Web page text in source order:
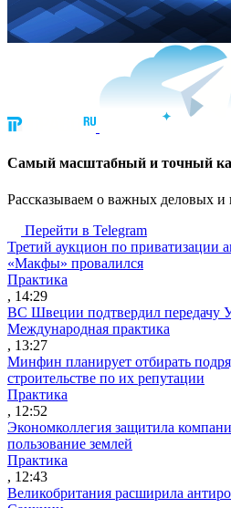
Cамый масштабный и точный
Рассказываем о важных деловых
Перейти в Telegram
Третий аукцион по приватизации
«Макфы» провалился
Практика
, 14:29
ВС Швеции подтвердил передачу
Международная практика
, 13:27
Минфин планирует отбирать
строительстве по их репутации
Практика
, 12:52
Экономколлегия защитила
пользование землей
Практика
, 12:43
Великобритания расширила